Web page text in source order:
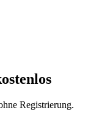
Registrierung.